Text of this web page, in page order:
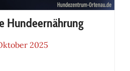
Hundeernährung
2025